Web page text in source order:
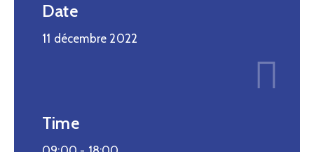
Date
11 décembre 2022
Time